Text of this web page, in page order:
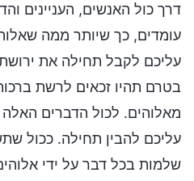
דרך כול האנשים, העניינים
עומדים, כך שיותר ממה
עליכם לקבל תחילה את
בטרם תהיו זכאים לרשת
מאלוהים. לכול הדברים
עליכם להבין תחילה. ככול
שלמות בכל דבר על ידי